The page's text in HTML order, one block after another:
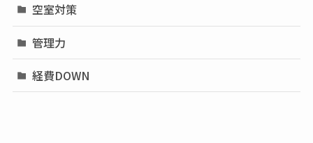
空室対策
管理力
経費DOWN